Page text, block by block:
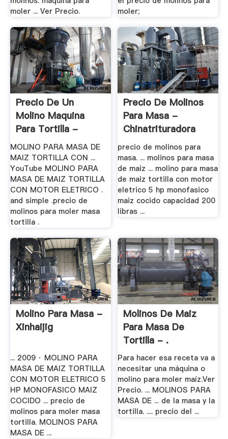
moler ... Ver Precio.
moler;
Precio De Un
Molino Maquina
Para Tortilla -
Water .
MOLINO PARA MASA DE
MAIZ TORTILLA CON ...
YouTube MOLINO PARA
MASA DE MAIZ TORTILLA
CON MOTOR ELETRICO .
and simple .precio de
molinos para moler masa
tortilla .
Precio De Molinos
Para Masa -
Chinatrituradora
precio de molinos para
masa. ... molinos para masa
de maiz ... molino para masa
de maiz tortilla con motor
eletrico 5 hp monofasico
maiz cocido capacidad 200
libras ...
Molino Para Masa -
Xinhaijig
... 2009 · MOLINO PARA
MASA DE MAIZ TORTILLA
CON MOTOR ELETRICO 5
HP MONOFASICO MAIZ
COCIDO ... precio de
molinos para moler masa
tortilla. MOLINOS PARA
MASA DE ...
Molinos De Maiz
Para Masa De
Tortilla - .
Para hacer esa receta va a
necesitar una máquina o
molino para moler maíz.Ver
Precio. ... MOLINOS PARA
MASA DE ... de la masa y la
tortilla. .... precio del ...